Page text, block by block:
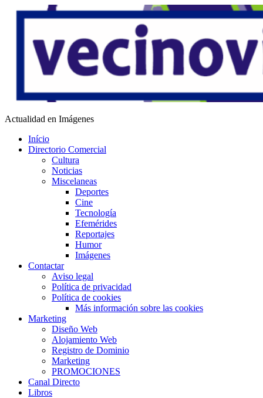
Saltar
Vecino Virtual
Actualidad en Imágenes
Início
Directorio Comercial
Cultura
Noticias
Miscelaneas
Deportes
Cine
Tecnología
Efemérides
Reportajes
Humor
Imágenes
Contactar
Aviso legal
Política de privacidad
Política de cookies
Más información sobre las cookies
Marketing
Diseño Web
Alojamiento Web
Registro de Dominio
Marketing
PROMOCIONES
Canal Directo
Libros